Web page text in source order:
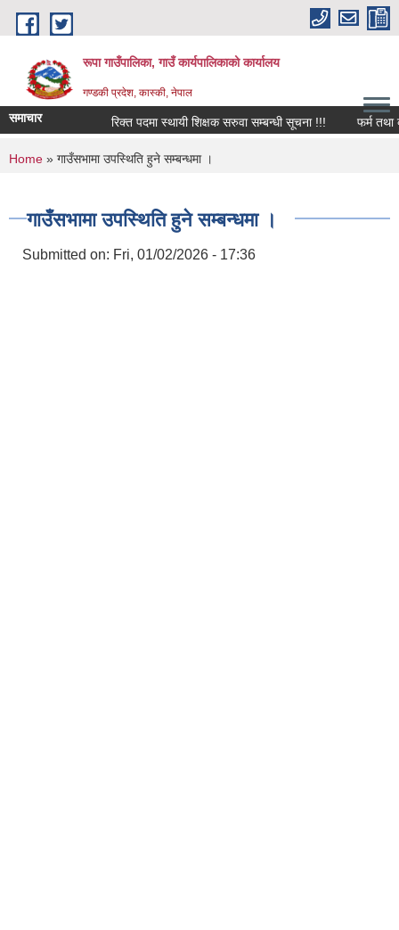
Skip to main content
रूपा गाउँपालिका, गाउँ कार्यपालिकाको कार्यालय
गण्डकी प्रदेश, कास्की, नेपाल
समाचार रिक्त पदमा स्थायी शिक्षक सरुवा सम्बन्धी सूचना !!! फर्म तथा
You are here
Home » गाउँसभामा उपस्थिति हुने सम्बन्धमा ।
गाउँसभामा उपस्थिति हुने सम्बन्धमा ।
Submitted on: Fri, 01/02/2026 - 17:36